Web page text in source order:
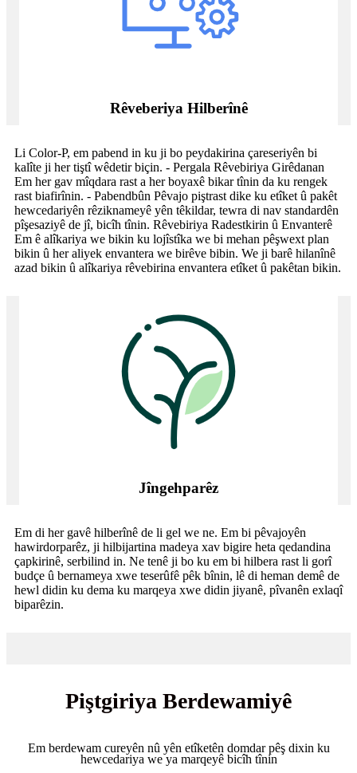
Rêveberiya Hilberînê
Li Color-P, em pabend in ku ji bo peydakirina çareseriyên bi
kalîte ji her tiştî wêdetir biçin. - Pergala Rêvebiriya Girêdanan
Em her gav mîqdara rast a her boyaxê bikar tînin da ku rengek
rast biafirînin. - Pabendbûn Pêvajo piştrast dike ku etîket û pakêt
hewcedariyên rêziknameyê yên têkildar, tewra di nav standardên
pîşesaziyê de jî, bicîh tînin. Rêvebiriya Radestkirin û Envanterê
Em ê alîkariya we bikin ku lojîstîka we bi mehan pêşwext plan
bikin û her aliyek envantera we birêve bibin. We ji barê hilanînê
azad bikin û alîkariya rêvebirina envantera etîket û pakêtan bikin.
Jîngehparêz
Em di her gavê hilberînê de li gel we ne. Em bi pêvajoyên
hawirdorparêz, ji hilbijartina madeya xav bigire heta qedandina
çapkirinê, serbilind in. Ne tenê ji bo ku em bi hilbera rast li gorî
budçe û bernameya xwe teserûfê pêk bînin, lê di heman demê de
hewl didin ku dema ku marqeya xwe didin jiyanê, pîvanên exlaqî
biparêzin.
Piştgiriya Berdewamiyê
Em berdewam cureyên nû yên etîketên domdar pêş dixin ku
hewcedariya we ya marqeyê bicîh tînin